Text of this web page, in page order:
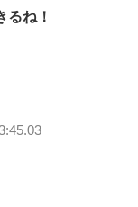
るね！